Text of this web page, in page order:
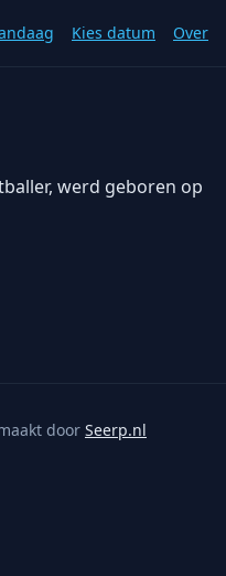
Kies datum Over
werd geboren op
door Seerp.nl